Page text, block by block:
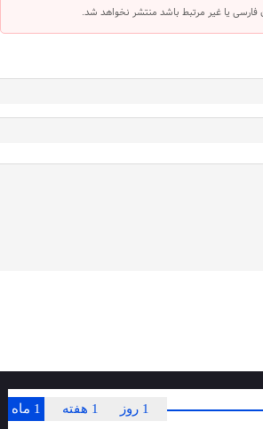
فارسی یا غیر مرتبط باشد منتشر نخواهد شد.
1 ماه 1 هفته 1 روز